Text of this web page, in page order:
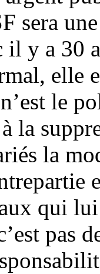
sera
il y a 30
elle
le
la
la
qui
pas